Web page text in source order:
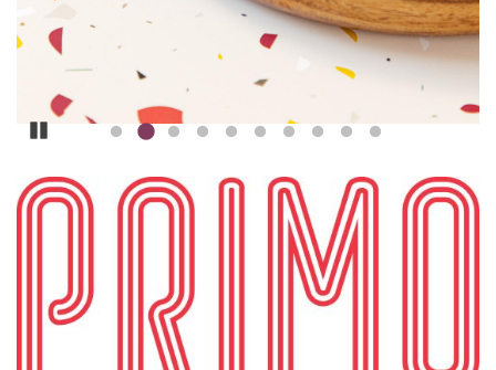
Pause
ILLUSTRATION
PRINCIPALE